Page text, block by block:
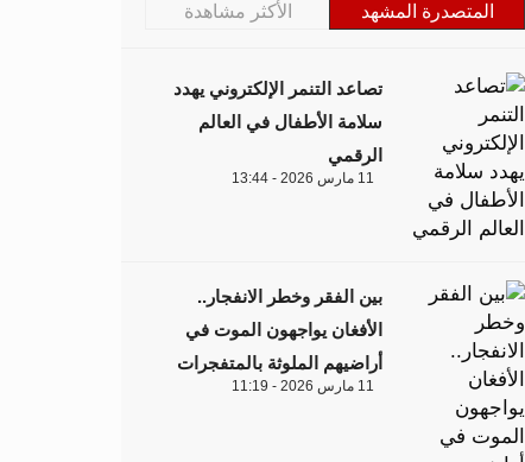
المتصدرة المشهد الأكثر مشاهدة
تصاعد التنمر الإلكتروني يهدد
سلامة الأطفال في العالم
الرقمي
11 مارس 2026 - 13:44
بين الفقر وخطر الانفجار..
الأفغان يواجهون الموت في
أراضيهم الملوثة بالمتفجرات
11 مارس 2026 - 11:19